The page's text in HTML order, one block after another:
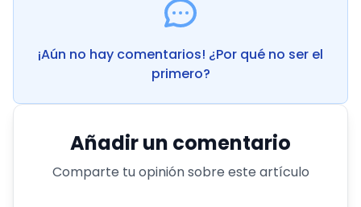
¡Aún no hay comentarios! ¿Por qué no ser el
primero?
Añadir un comentario
Comparte tu opinión sobre este artículo